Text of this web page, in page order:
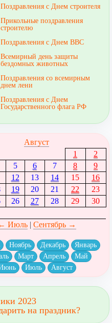
Поздравления с Днем строителя
Прикольные поздравления
строителю
Поздравления с Днем ВВС
Всемирный день защиты
бездомных животных
Поздравления со всемирным
днем лени
Поздравления с Днем
Государственного флага РФ
Август
1
2
5 6 7 8
9
12 13 14 15
16
19 20 21 22
23
26 27 28 29
30
Июль| Сентябрь →
Ноябрь Декабрь
Январь
Март Апрель
Май
Июль Август
2023
на праздник?